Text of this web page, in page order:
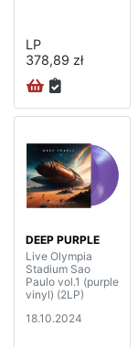
LP
378,89 zł
DEEP PURPLE
Live Olympia
Stadium Sao
Paulo vol.1 (purple
vinyl) (2LP)
18.10.2024